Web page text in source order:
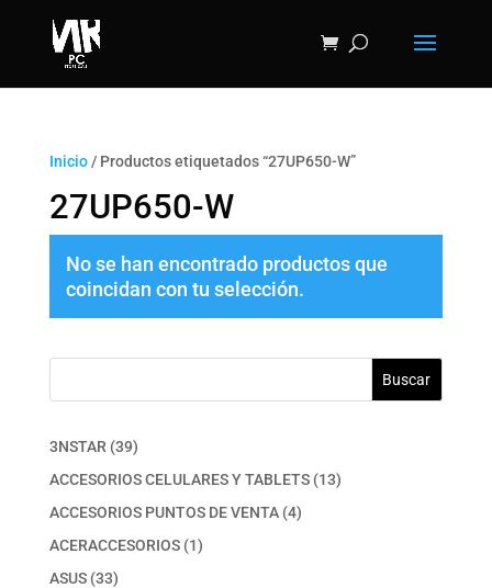
Inicio/ Productos etiquetados “27UP650-W”
27UP650-W
No se han encontrado productos que
coincidan con tu selección.
Buscar
3NSTAR 3939
productos
ACCESORIOS CELULARES Y TABLETS 1313
ACCESORIOS PUNTOS DE VENTA 44
ACERACCESORIOS 11
ASUS 3333